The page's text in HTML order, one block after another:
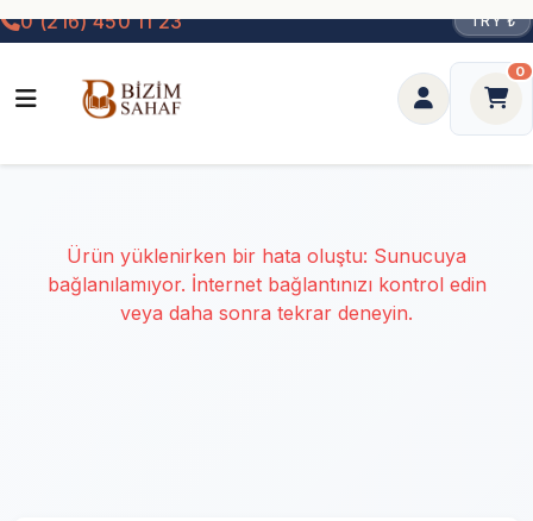
0 (216) 450 11 23 TRY ₺
0
Ürün yüklenirken bir hata oluştu: Sunucuya
bağlanılamıyor. İnternet bağlantınızı kontrol edin
veya daha sonra tekrar deneyin.